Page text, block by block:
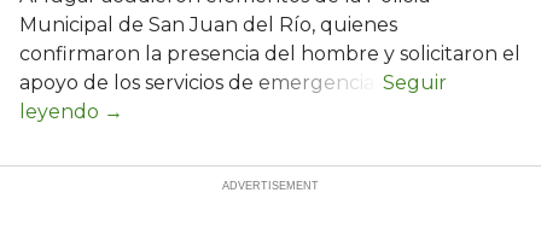
Municipal de San Juan del Río, quienes
confirmaron la presencia del hombre y solicitaron el
apoyo de los servicios de emergencia.